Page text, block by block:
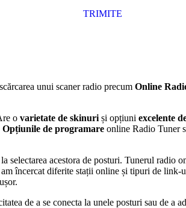
TRIMITE
unui scaner radio precum Online
o varietate de skinuri și opțiuni excelente
Opțiunile de programare online Radio Tuner
selectarea acestora de posturi. Tunerul
încercat diferite stații online și tipuri de
de a se conecta la unele posturi sau de